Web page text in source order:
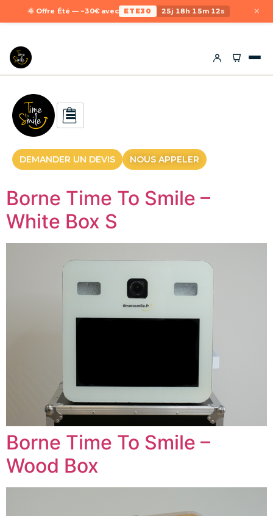
🌞 Offre Été — −30€ avec ETE30 25j 18h 15m 12s ×
DEMANDER UN DEVIS NOUS APPELER
Borne Time To Smile –
White Box S
Borne Time To Smile –
Wood Box